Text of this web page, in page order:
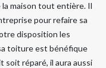
maison tout entière. Il
pour refaire sa
disposition les
toiture est bénéfique
soit réparé, il aura aussi